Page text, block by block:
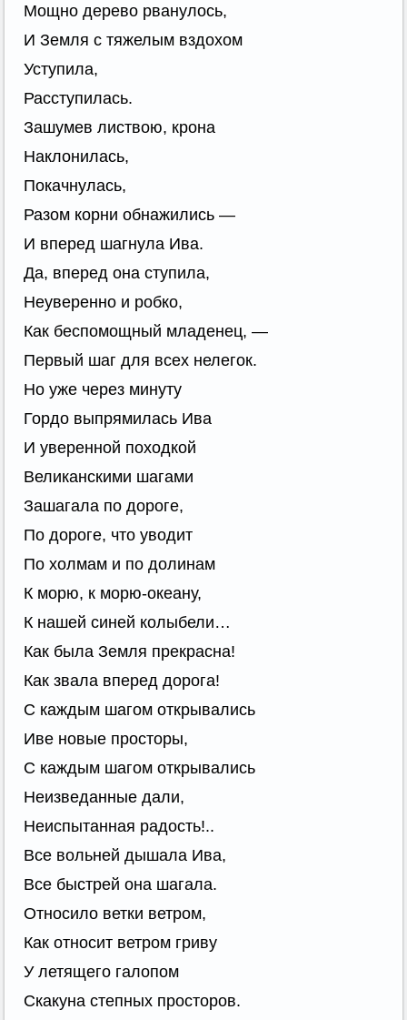
Мощно дерево рванулось,
И Земля с тяжелым вздохом
Уступила,
Расступилась.
Зашумев листвою, крона
Наклонилась,
Покачнулась,
Разом корни обнажились —
И вперед шагнула Ива.
Да, вперед она ступила,
Неуверенно и робко,
Как беспомощный младенец, —
Первый шаг для всех нелегок.
Но уже через минуту
Гордо выпрямилась Ива
И уверенной походкой
Великанскими шагами
Зашагала по дороге,
По дороге, что уводит
По холмам и по долинам
К морю, к морю-океану,
К нашей синей колыбели…
Как была Земля прекрасна!
Как звала вперед дорога!
С каждым шагом открывались
Иве новые просторы,
С каждым шагом открывались
Неизведанные дали,
Неиспытанная радость!..
Все вольней дышала Ива,
Все быстрей она шагала.
Относило ветки ветром,
Как относит ветром гриву
У летящего галопом
Скакуна степных просторов.